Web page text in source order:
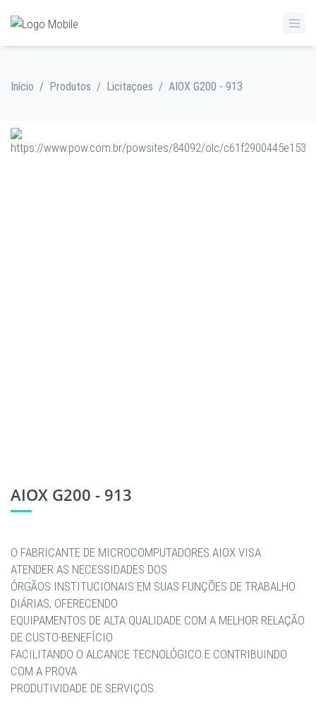
Início / Produtos / Licitaçoes / AIOX G200 - 913
AIOX G200 - 913
O FABRICANTE DE MICROCOMPUTADORES AIOX VISA
ATENDER AS NECESSIDADES DOS
ÓRGÃOS INSTITUCIONAIS EM SUAS FUNÇÕES DE TRABALHO
DIÁRIAS, OFERECENDO
EQUIPAMENTOS DE ALTA QUALIDADE COM A MELHOR RELAÇÃO
DE CUSTO-BENEFÍCIO
FACILITANDO O ALCANCE TECNOLÓGICO E CONTRIBUINDO
COM A PROVA
PRODUTIVIDADE DE SERVIÇOS.